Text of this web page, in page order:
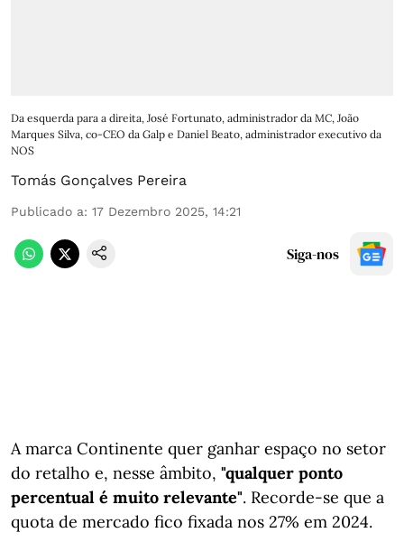
Da esquerda para a direita, José Fortunato, administrador da MC, João
Marques Silva, co-CEO da Galp e Daniel Beato, administrador executivo da
NOS
Tomás Gonçalves Pereira
Publicado a: 17 Dezembro 2025, 14:21
Siga-nos
A marca Continente quer ganhar espaço no setor
do retalho e, nesse âmbito, "qualquer ponto
percentual é muito relevante". Recorde-se que a
quota de mercado fico fixada nos 27% em 2024.